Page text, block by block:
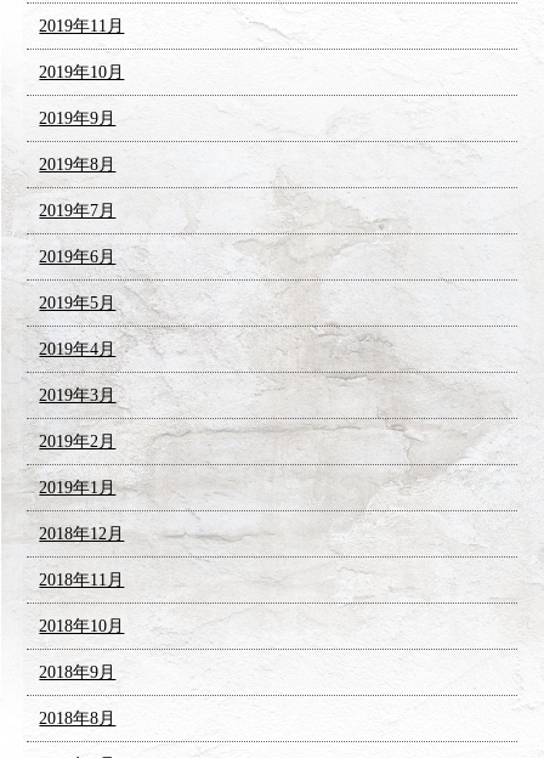
2019年11月
2019年10月
2019年9月
2019年8月
2019年7月
2019年6月
2019年5月
2019年4月
2019年3月
2019年2月
2019年1月
2018年12月
2018年11月
2018年10月
2018年9月
2018年8月